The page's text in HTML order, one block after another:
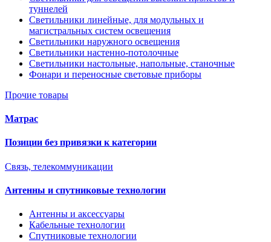
туннелей
Светильники линейные, для модульных и
магистральных систем освещения
Светильники наружного освещения
Светильники настенно-потолочные
Светильники настольные, напольные, станочные
Фонари и переносные световые приборы
Прочие товары
Матрас
Позиции без привязки к категории
Связь, телекоммуникации
Антенны и спутниковые технологии
Антенны и аксессуары
Кабельные технологии
Спутниковые технологии